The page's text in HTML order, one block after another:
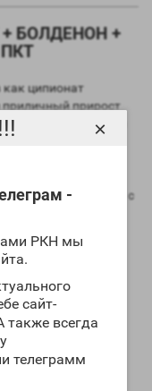
-
РКН мы
сайт-
также всегда
телеграмм
×
БОЛДЕНОН +
как ципионат
прирост
эффектами и
Эта связка
массы, но
связке подавляя
работать на всю, а с
качественной
желательно
ципионат
к
Длинный
менее 8 недель с
5 день, болденон
же станозолол по
побочных
принимать и